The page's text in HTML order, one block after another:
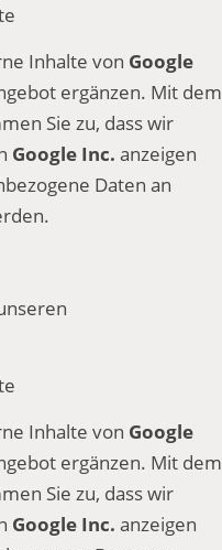
Inhalte von Google
ergänzen. Mit dem
Sie zu, dass wir
Google Inc. anzeigen
Daten an
Inhalte von Google
ergänzen. Mit dem
Sie zu, dass wir
Google Inc. anzeigen